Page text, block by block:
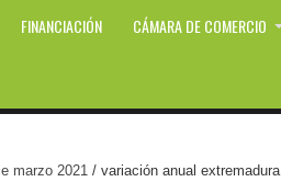
FINANCIACIÓN CÁMARA DE COMERCIO
marzo 2021/ variación anual extremadura